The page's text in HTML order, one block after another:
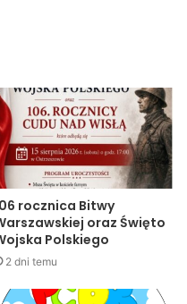
rocznica Bitwy
oraz Święto
Polskiego
2 dni temu